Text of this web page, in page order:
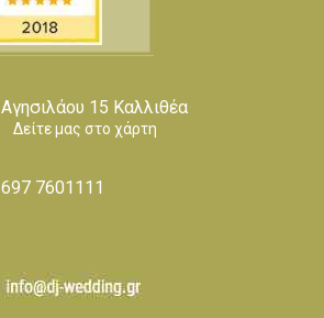
Αγησιλάου 15 Καλλιθέα
Δείτε μας στο χάρτη
697 7601111